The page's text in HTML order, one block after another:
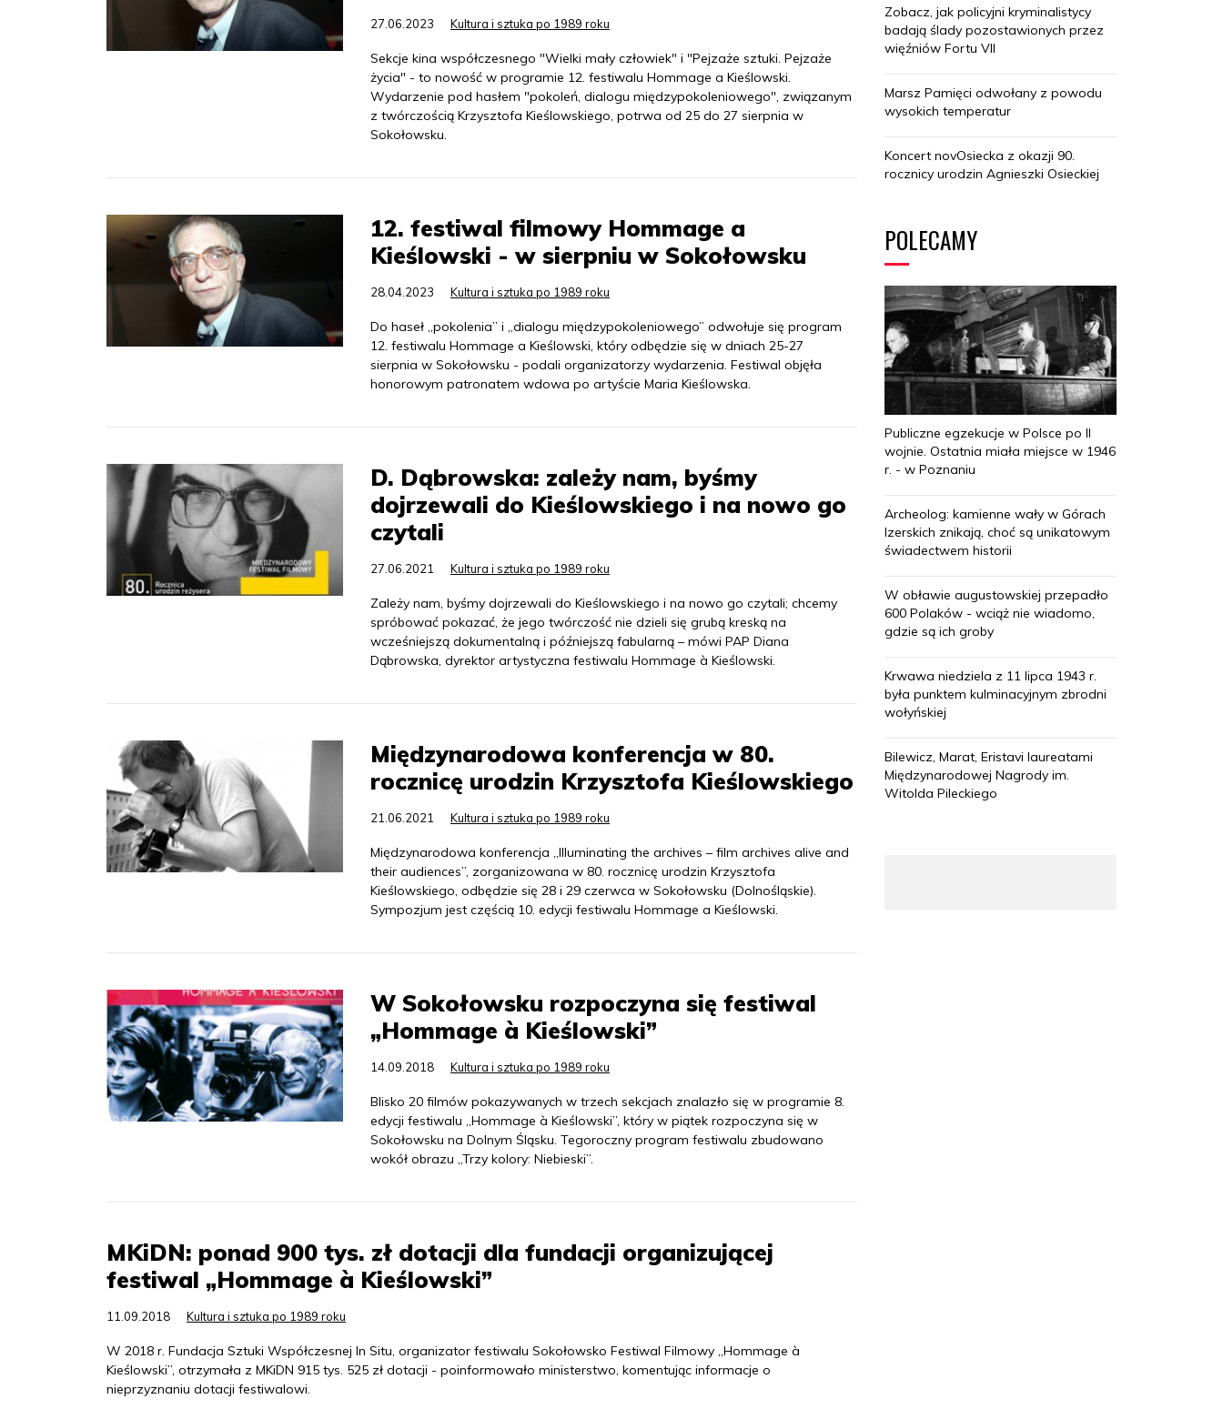
27.06.2023 Kultura i sztuka po 1989 roku
Sekcje kina współczesnego "Wielki mały człowiek" i "Pejzaże sztuki. Pejzaże
życia" - to nowość w programie 12. festiwalu Hommage a Kieślowski.
Wydarzenie pod hasłem "pokoleń, dialogu międzypokoleniowego", związanym
z twórczością Krzysztofa Kieślowskiego, potrwa od 25 do 27 sierpnia w
Sokołowsku.
12. festiwal filmowy Hommage a
Kieślowski - w sierpniu w Sokołowsku
28.04.2023 Kultura i sztuka po 1989 roku
Do haseł „pokolenia” i „dialogu międzypokoleniowego” odwołuje się program
12. festiwalu Hommage a Kieślowski, który odbędzie się w dniach 25-27
sierpnia w Sokołowsku - podali organizatorzy wydarzenia. Festiwal objęła
honorowym patronatem wdowa po artyście Maria Kieślowska.
D. Dąbrowska: zależy nam, byśmy
dojrzewali do Kieślowskiego i na nowo go
czytali
27.06.2021 Kultura i sztuka po 1989 roku
Zależy nam, byśmy dojrzewali do Kieślowskiego i na nowo go czytali; chcemy
spróbować pokazać, że jego twórczość nie dzieli się grubą kreską na
wcześniejszą dokumentalną i późniejszą fabularną – mówi PAP Diana
Dąbrowska, dyrektor artystyczna festiwalu Hommage à Kieślowski.
Międzynarodowa konferencja w 80.
rocznicę urodzin Krzysztofa Kieślowskiego
21.06.2021 Kultura i sztuka po 1989 roku
Międzynarodowa konferencja „Illuminating the archives – film archives alive and
their audiences”, zorganizowana w 80. rocznicę urodzin Krzysztofa
Kieślowskiego, odbędzie się 28 i 29 czerwca w Sokołowsku (Dolnośląskie).
Sympozjum jest częścią 10. edycji festiwalu Hommage a Kieślowski.
W Sokołowsku rozpoczyna się festiwal
„Hommage à Kieślowski”
14.09.2018 Kultura i sztuka po 1989 roku
Blisko 20 filmów pokazywanych w trzech sekcjach znalazło się w programie 8.
edycji festiwalu „Hommage à Kieślowski”, który w piątek rozpoczyna się w
Sokołowsku na Dolnym Śląsku. Tegoroczny program festiwalu zbudowano
wokół obrazu „Trzy kolory: Niebieski”.
MKiDN: ponad 900 tys. zł dotacji dla fundacji organizującej
festiwal „Hommage à Kieślowski”
11.09.2018 Kultura i sztuka po 1989 roku
W 2018 r. Fundacja Sztuki Współczesnej In Situ, organizator festiwalu Sokołowsko Festiwal Filmowy „Hommage à
Kieślowski”, otrzymała z MKiDN 915 tys. 525 zł dotacji - poinformowało ministerstwo, komentując informacje o
nieprzyznaniu dotacji festiwalowi.
Zobacz, jak policyjni kryminalistycy
badają ślady pozostawionych przez
więźniów Fortu VII
Marsz Pamięci odwołany z powodu
wysokich temperatur
Koncert novOsiecka z okazji 90.
rocznicy urodzin Agnieszki Osieckiej
POLECAMY
Publiczne egzekucje w Polsce po II
wojnie. Ostatnia miała miejsce w 1946
r. - w Poznaniu
Archeolog: kamienne wały w Górach
Izerskich znikają, choć są unikatowym
świadectwem historii
W obławie augustowskiej przepadło
600 Polaków - wciąż nie wiadomo,
gdzie są ich groby
Krwawa niedziela z 11 lipca 1943 r.
była punktem kulminacyjnym zbrodni
wołyńskiej
Bilewicz, Marat, Eristavi laureatami
Międzynarodowej Nagrody im.
Witolda Pileckiego